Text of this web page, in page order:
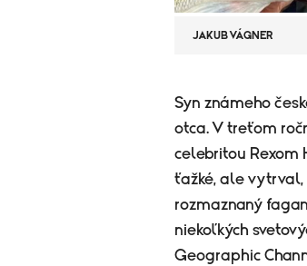
JAKUB VÁGNER
​Syn známeho
otca. V treťom
celebritou Rexom
ťažké, ale vytrval,
rozmaznaný
niekoľkých
Geographic